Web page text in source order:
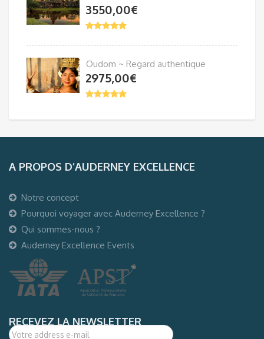
3550,00€
Oudom ~ Regard authentique
2975,00€
A PROPOS D’AUDERNEY EXCELLENCE
Notre concept
Pourquoi voyager avec Auderney Excellence ?
Qui sommes-nous ?
Auderney Excellence Events
RECEVEZ LA NEWSLETTER